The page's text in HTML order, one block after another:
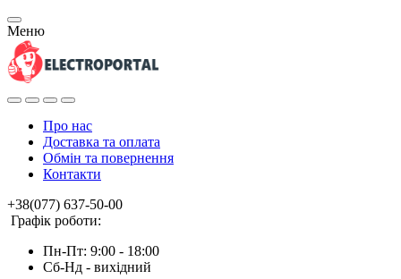
Меню
Про нас
Доставка та оплата
Обмін та повернення
Контакти
+38(077) 637-50-00
Графік роботи:
Пн-Пт: 9:00 - 18:00
Сб-Нд - вихідний